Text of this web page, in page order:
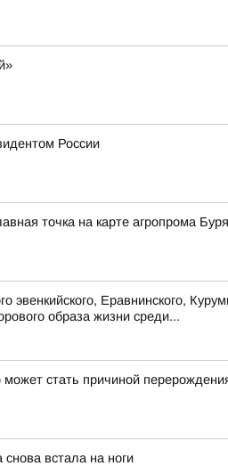
России
точка на карте агропрома
эвенкийского, Еравнинского,
образа жизни среди...
стать причиной
встала на ноги